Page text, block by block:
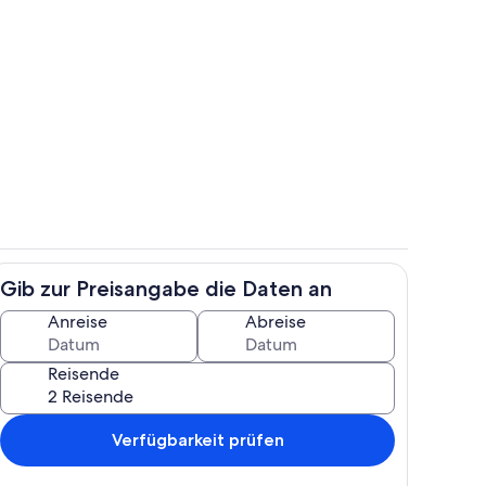
Zimmer
Gib zur Preisangabe die Daten an
Anreise Abreise
Reisende
Verfügbarkeit prüfen